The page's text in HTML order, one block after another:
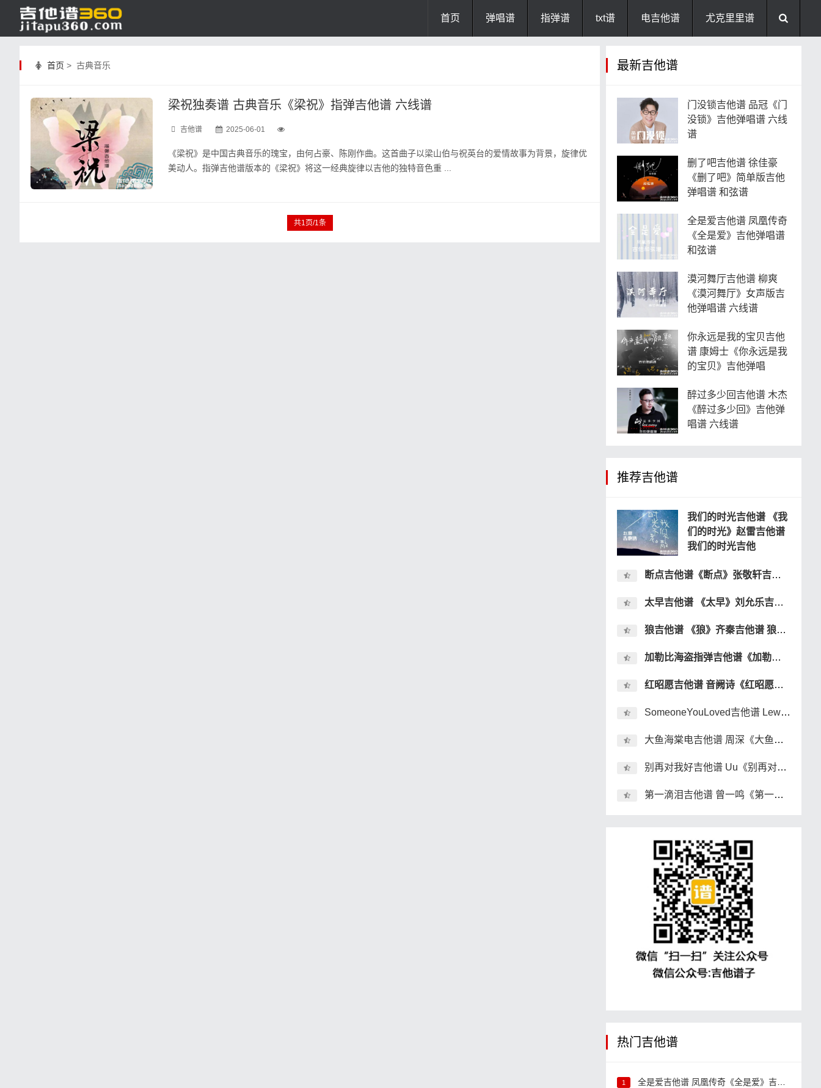
首页 弹唱谱 指弹谱 txt谱 电吉他谱 尤克里里谱
首页 > 古典音乐
梁祝独奏谱 古典音乐《梁祝》指弹吉他谱 六线谱
吉他谱 2025-06-01
《梁祝》是中国古典音乐的瑰宝，由何占豪、陈刚作曲。这首曲子以梁山伯与祝英台的爱情故事为背景，旋律优
美动人。指弹吉他谱版本的《梁祝》将这一经典旋律以吉他的独特音色重 ...
共1页/1条
最新吉他谱
门没锁吉他谱 品冠《门
没锁》吉他弹唱谱 六线
谱
删了吧吉他谱 徐佳豪
《删了吧》简单版吉他
弹唱谱 和弦谱
全是爱吉他谱 凤凰传奇
《全是爱》吉他弹唱谱
和弦谱
漠河舞厅吉他谱 柳爽
《漠河舞厅》女声版吉
他弹唱谱 六线谱
你永远是我的宝贝吉他
谱 康姆士《你永远是我
的宝贝》吉他弹唱
醉过多少回吉他谱 木杰
《醉过多少回》吉他弹
唱谱 六线谱
推荐吉他谱
我们的时光吉他谱 《我
们的时光》赵雷吉他谱
我们的时光吉他
断点吉他谱《断点》张敬轩吉他谱 断点吉弹唱谱
太早吉他谱 《太早》刘允乐吉他谱 太早吉他弹唱谱
狼吉他谱 《狼》齐秦吉他谱 狼吉他弹唱谱
加勒比海盗指弹吉他谱《加勒比海盗》双吉他指弹吉他谱
红昭愿吉他谱 音阙诗《红昭愿》吉他弹唱谱 六线谱
SomeoneYouLoved吉他谱 Lewis Capaldi《Someone You Loved》吉他弹唱谱
大鱼海棠电吉他谱 周深《大鱼海棠》电吉他solo谱 独奏谱
别再对我好吉他谱 Uu《别再对我好》吉他弹唱谱 六线谱
第一滴泪吉他谱 曾一鸣《第一滴泪》吉他弹唱谱 六线谱
热门吉他谱
1 全是爱吉他谱 凤凰传奇《全是爱》吉他弹唱谱